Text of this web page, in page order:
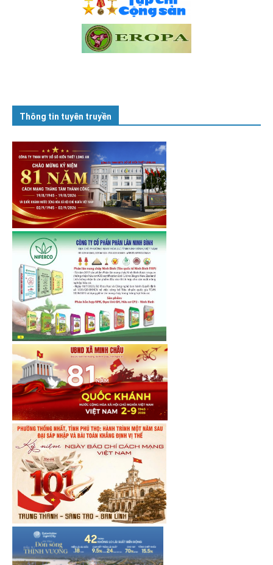
Thông tin tuyên truyền